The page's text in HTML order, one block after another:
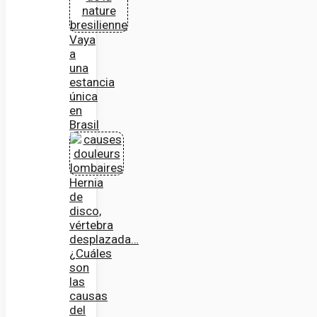
Vaya
a
una
estancia
única
en
Brasil
Hernia
de
disco,
vértebra
desplazada…
¿Cuáles
son
las
causas
del